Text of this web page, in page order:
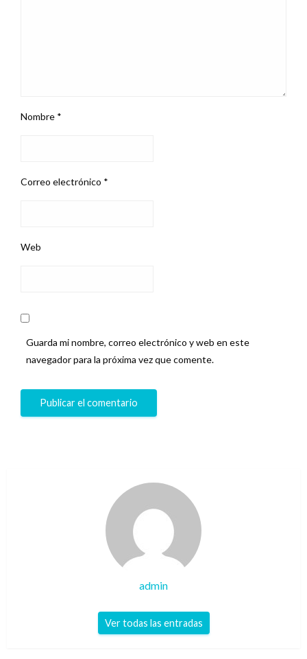
Nombre *
Correo electrónico *
Web
Guarda mi nombre, correo electrónico y web en este
navegador para la próxima vez que comente.
admin
Ver todas las entradas